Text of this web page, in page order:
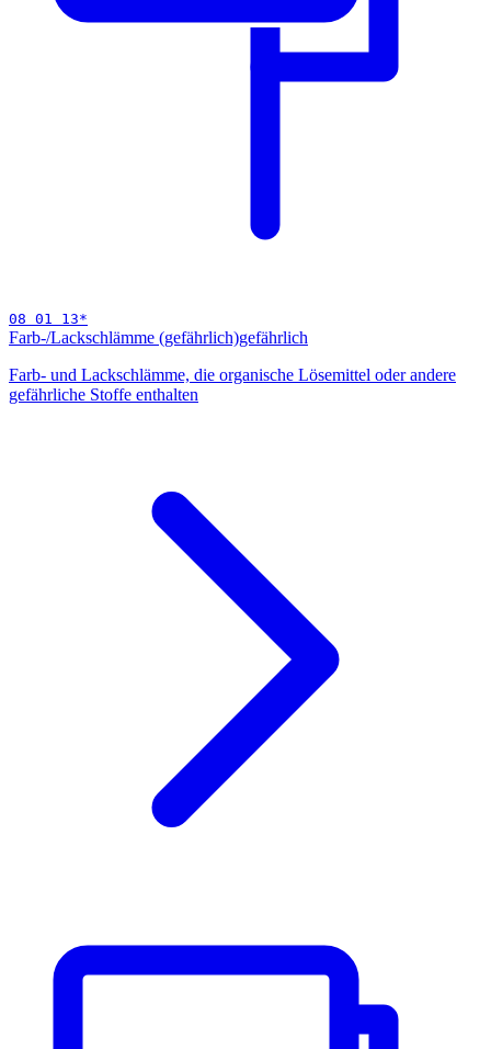
08 01 13*
Farb-/Lackschlämme (gefährlich)gefährlich
Farb- und Lackschlämme, die organische Lösemittel oder andere
gefährliche Stoffe enthalten